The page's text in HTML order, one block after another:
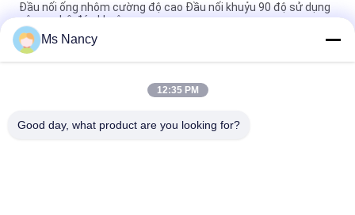
Đầu nối ống nhôm cường độ cao Đầu nối khuỷu 90 độ sử dụng
công nghệ đúc khuôn
Mối nối ống nhôm đúc anodizing được chứng nhận ISO 9001
cho hệ thống ống nạc và máy trạm công nghiệp
90 độ Nữ tham dự Ống nhôm đúc Khớp nối khuỷu tay cho hệ
Ms Nancy
12:35 PM
Good day, what product are you looking for?